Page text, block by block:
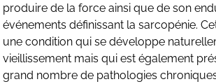
produire de la force ainsi que de son
événements définissant la sarcopénie.
une condition qui se développe
vieillissement mais qui est également
grand nombre de pathologies